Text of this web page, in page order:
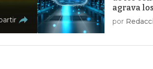
agrava
costes y
por